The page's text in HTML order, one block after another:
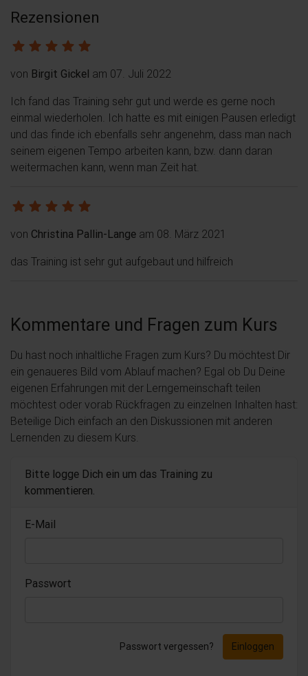
Rezensionen
von Birgit Gickel am 07. Juli 2022
Ich fand das Training sehr gut und werde es gerne noch
einmal wiederholen. Ich hatte es mit einigen Pausen erledigt
und das finde ich ebenfalls sehr angenehm, dass man nach
seinem eigenen Tempo arbeiten kann, bzw. dann daran
weitermachen kann, wenn man Zeit hat.
von Christina Pallin-Lange am 08. März 2021
das Training ist sehr gut aufgebaut und hilfreich
Kommentare und Fragen zum Kurs
Du hast noch inhaltliche Fragen zum Kurs? Du möchtest Dir
ein genaueres Bild vom Ablauf machen? Egal ob Du Deine
eigenen Erfahrungen mit der Lerngemeinschaft teilen
möchtest oder vorab Rückfragen zu einzelnen Inhalten hast:
Beteilige Dich einfach an den Diskussionen mit anderen
Lernenden zu diesem Kurs.
Bitte logge Dich ein um das Training zu
kommentieren.
E-Mail
Passwort
Passwort vergessen? Einloggen